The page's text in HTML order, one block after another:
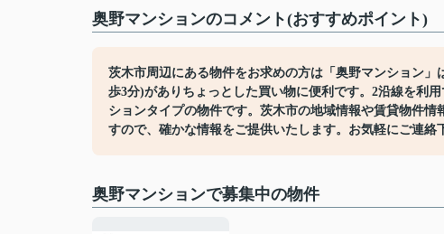
奥野マンションのコメント(おすすめポイント)
茨木市周辺にある物件をお求めの方は「奥野マンション
歩3分)がありちょっとした買い物に便利です。2沿線を利
ションタイプの物件です。茨木市の地域情報や賃貸物件
すので、確かな情報をご提供いたします。お気軽にご連絡
奥野マンションで募集中の物件